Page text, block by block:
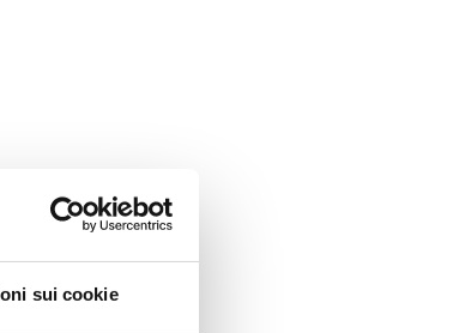
sui cookie